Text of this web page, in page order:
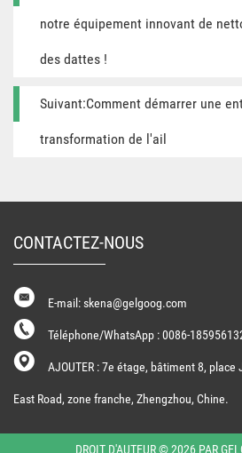
notre équipement innovant de
des dattes !
Suivant:Comment démarrer une
transformation de l'ail
CONTACTEZ-NOUS
E-mail: skena@gelgoog.com
Téléphone/WhatsApp : 0086-
AJOUTER : 7e étage, bâtiment 8,
East Road, zone franche, Zhengzhou, Chine.
DROIT D'AUTEUR © 2026 PAR